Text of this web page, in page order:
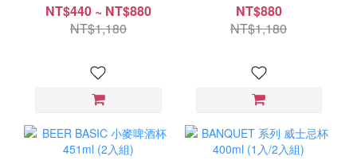
NT$440 ~ NT$880
NT$1,180
NT$880
NT$1,180